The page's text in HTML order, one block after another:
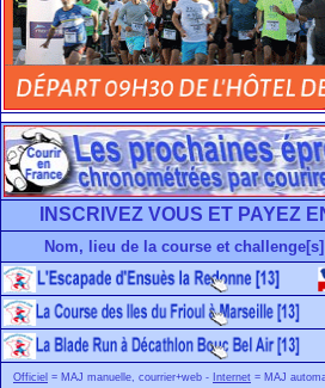
INSCRIVEZ VOUS ET PAYEZ
Nom, lieu de la course et challenge[s]
Officiel = MAJ manuelle, courrier+web - Internet = MAJ